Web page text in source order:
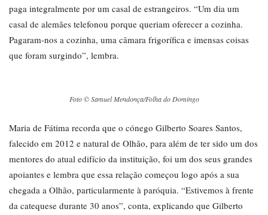
paga integralmente por um casal de estrangeiros. “Um dia um
casal de alemães telefonou porque queriam oferecer a cozinha.
Pagaram-nos a cozinha, uma câmara frigorífica e imensas coisas
que foram surgindo”, lembra.
Foto © Samuel Mendonça/Folha do Domingo
Maria de Fátima recorda que o cónego Gilberto Soares Santos,
falecido em 2012 e natural de Olhão, para além de ter sido um dos
mentores do atual edifício da instituição, foi um dos seus grandes
apoiantes e lembra que essa relação começou logo após a sua
chegada a Olhão, particularmente à paróquia. “Estivemos à frente
da catequese durante 30 anos”, conta, explicando que Gilberto